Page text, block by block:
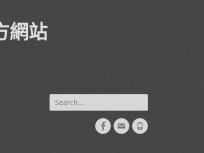
網站
Search
for:
Facebook
EmailPhone